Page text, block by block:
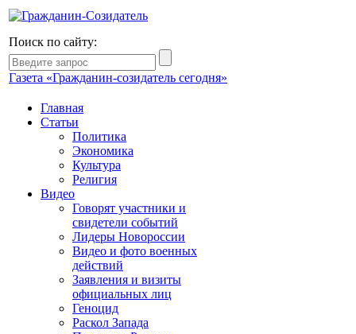
Поиск по сайту:
Газета «Гражданин-созидатель сегодня»
Главная
Статьи
Политика
Экономика
Культура
Религия
Видео
Говорят участники и
свидетели событий
Лидеры Новороссии
Видео и фото военных
действий
Заявления и визиты
официальных лиц
Геноцид
Раскол Запада